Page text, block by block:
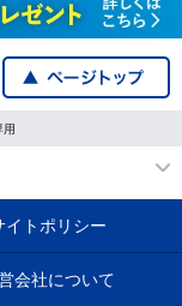
用
イトポリシー
会社について